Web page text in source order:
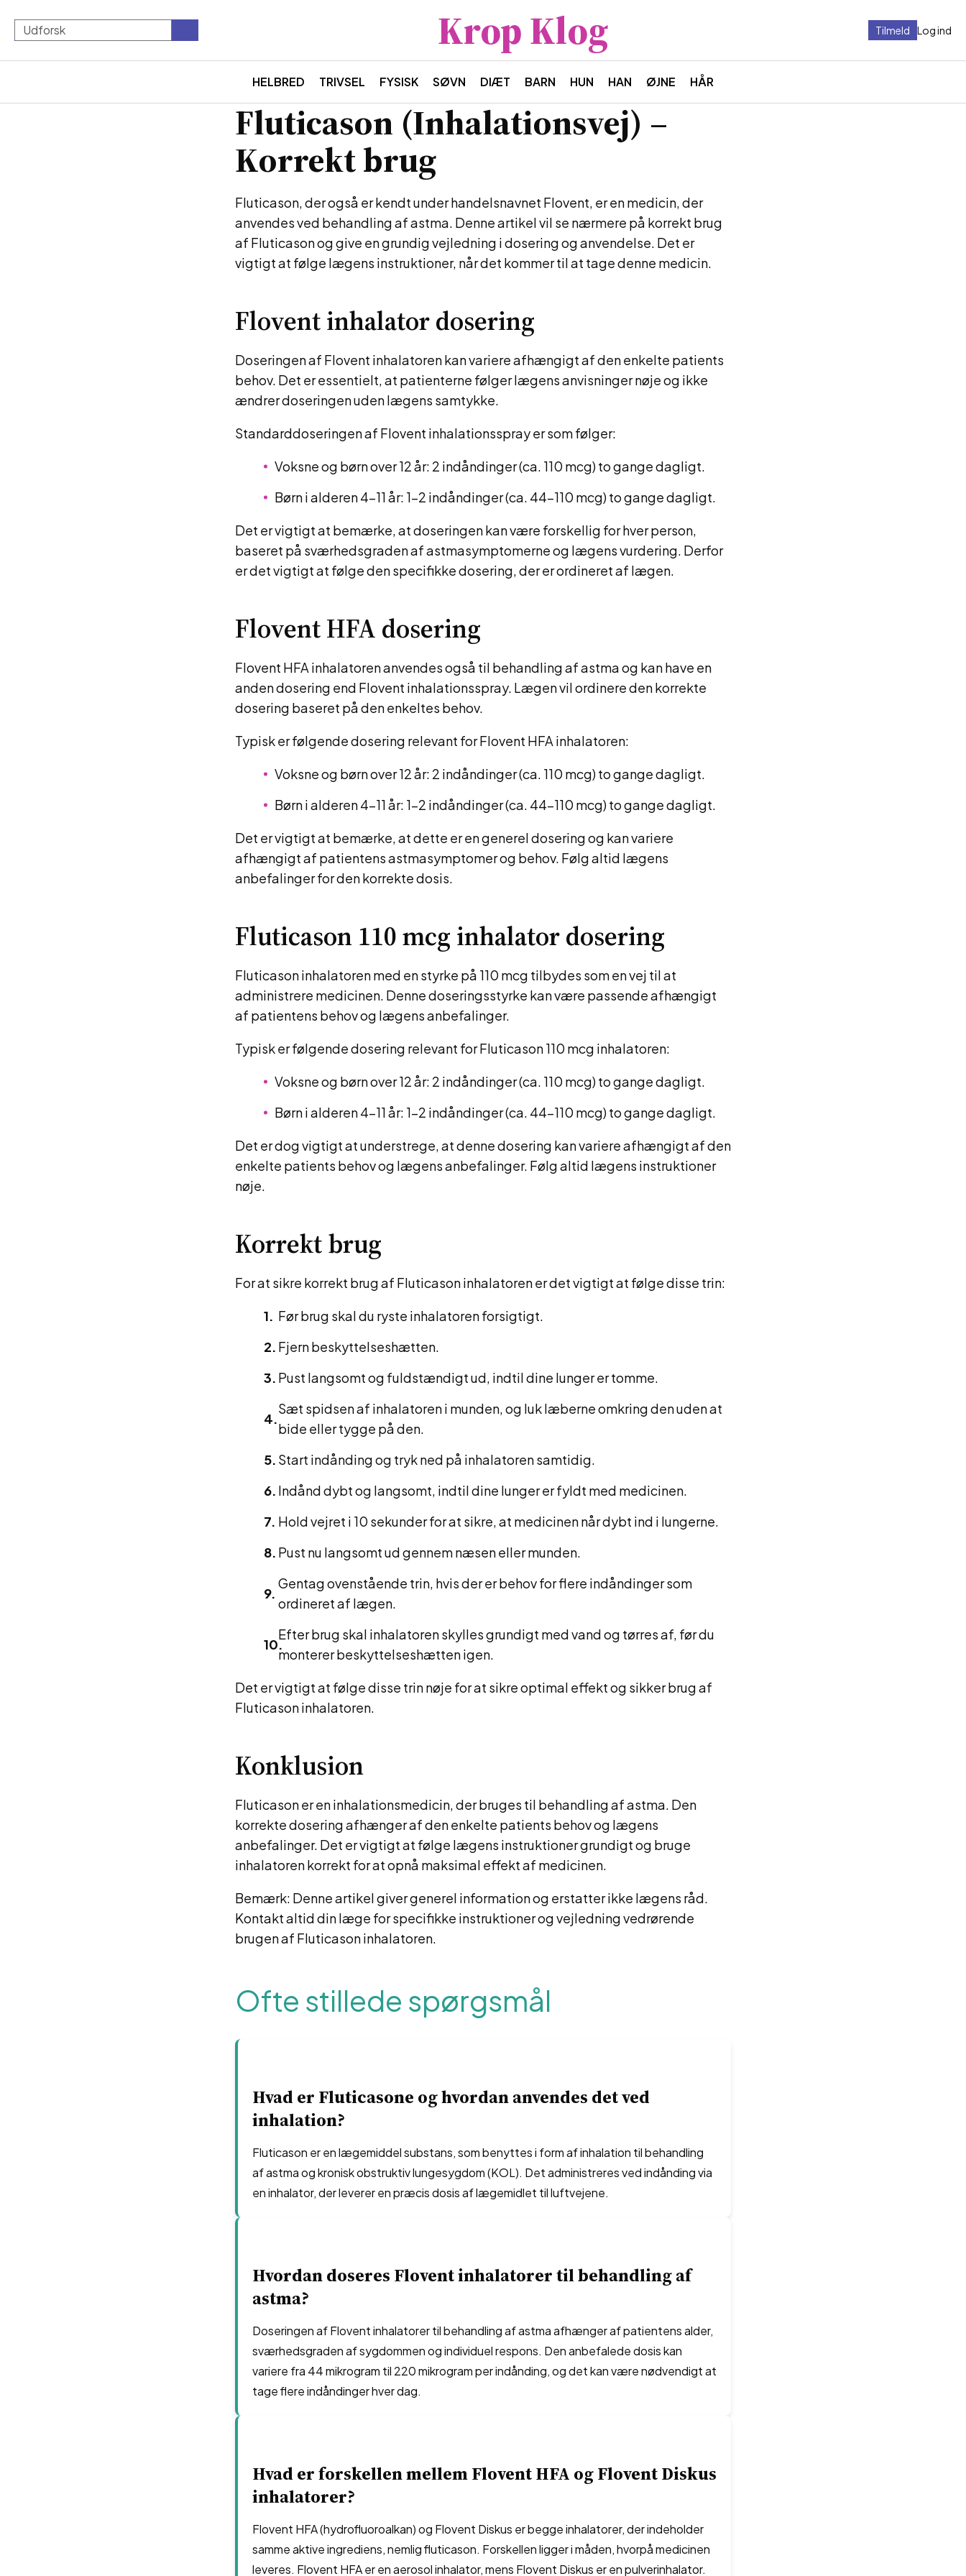
Krop Klog Log ind
Tilmeld
HELBRED TRIVSEL FYSISK SØVN DIÆT BARN HUN HAN ØJNE HÅR
Fluticason (Inhalationsvej) –
Korrekt brug
Fluticason, der også er kendt under handelsnavnet Flovent, er en medicin, der
anvendes ved behandling af astma. Denne artikel vil se nærmere på korrekt brug
af Fluticason og give en grundig vejledning i dosering og anvendelse. Det er
vigtigt at følge lægens instruktioner, når det kommer til at tage denne medicin.
Flovent inhalator dosering
Doseringen af Flovent inhalatoren kan variere afhængigt af den enkelte patients
behov. Det er essentielt, at patienterne følger lægens anvisninger nøje og ikke
ændrer doseringen uden lægens samtykke.
Standarddoseringen af Flovent inhalationsspray er som følger:
Voksne og børn over 12 år: 2 indåndinger (ca. 110 mcg) to gange dagligt.
Børn i alderen 4-11 år: 1-2 indåndinger (ca. 44-110 mcg) to gange dagligt.
Det er vigtigt at bemærke, at doseringen kan være forskellig for hver person,
baseret på sværhedsgraden af astmasymptomerne og lægens vurdering. Derfor
er det vigtigt at følge den specifikke dosering, der er ordineret af lægen.
Flovent HFA dosering
Flovent HFA inhalatoren anvendes også til behandling af astma og kan have en
anden dosering end Flovent inhalationsspray. Lægen vil ordinere den korrekte
dosering baseret på den enkeltes behov.
Typisk er følgende dosering relevant for Flovent HFA inhalatoren:
Voksne og børn over 12 år: 2 indåndinger (ca. 110 mcg) to gange dagligt.
Børn i alderen 4-11 år: 1-2 indåndinger (ca. 44-110 mcg) to gange dagligt.
Det er vigtigt at bemærke, at dette er en generel dosering og kan variere
afhængigt af patientens astmasymptomer og behov. Følg altid lægens
anbefalinger for den korrekte dosis.
Fluticason 110 mcg inhalator dosering
Fluticason inhalatoren med en styrke på 110 mcg tilbydes som en vej til at
administrere medicinen. Denne doseringsstyrke kan være passende afhængigt
af patientens behov og lægens anbefalinger.
Typisk er følgende dosering relevant for Fluticason 110 mcg inhalatoren:
Voksne og børn over 12 år: 2 indåndinger (ca. 110 mcg) to gange dagligt.
Børn i alderen 4-11 år: 1-2 indåndinger (ca. 44-110 mcg) to gange dagligt.
Det er dog vigtigt at understrege, at denne dosering kan variere afhængigt af den
enkelte patients behov og lægens anbefalinger. Følg altid lægens instruktioner
nøje.
Korrekt brug
For at sikre korrekt brug af Fluticason inhalatoren er det vigtigt at følge disse trin:
Før brug skal du ryste inhalatoren forsigtigt.
Fjern beskyttelseshætten.
Pust langsomt og fuldstændigt ud, indtil dine lunger er tomme.
Sæt spidsen af inhalatoren i munden, og luk læberne omkring den uden at
bide eller tygge på den.
Start indånding og tryk ned på inhalatoren samtidig.
Indånd dybt og langsomt, indtil dine lunger er fyldt med medicinen.
Hold vejret i 10 sekunder for at sikre, at medicinen når dybt ind i lungerne.
Pust nu langsomt ud gennem næsen eller munden.
Gentag ovenstående trin, hvis der er behov for flere indåndinger som
ordineret af lægen.
Efter brug skal inhalatoren skylles grundigt med vand og tørres af, før du
monterer beskyttelseshætten igen.
Det er vigtigt at følge disse trin nøje for at sikre optimal effekt og sikker brug af
Fluticason inhalatoren.
Konklusion
Fluticason er en inhalationsmedicin, der bruges til behandling af astma. Den
korrekte dosering afhænger af den enkelte patients behov og lægens
anbefalinger. Det er vigtigt at følge lægens instruktioner grundigt og bruge
inhalatoren korrekt for at opnå maksimal effekt af medicinen.
Bemærk: Denne artikel giver generel information og erstatter ikke lægens råd.
Kontakt altid din læge for specifikke instruktioner og vejledning vedrørende
brugen af Fluticason inhalatoren.
Ofte stillede spørgsmål
Hvad er Fluticasone og hvordan anvendes det ved
inhalation?
Fluticason er en lægemiddel substans, som benyttes i form af inhalation til behandling
af astma og kronisk obstruktiv lungesygdom (KOL). Det administreres ved indånding via
en inhalator, der leverer en præcis dosis af lægemidlet til luftvejene.
Hvordan doseres Flovent inhalatorer til behandling af
astma?
Doseringen af Flovent inhalatorer til behandling af astma afhænger af patientens alder,
sværhedsgraden af sygdommen og individuel respons. Den anbefalede dosis kan
variere fra 44 mikrogram til 220 mikrogram per indånding, og det kan være nødvendigt at
tage flere indåndinger hver dag.
Hvad er forskellen mellem Flovent HFA og Flovent Diskus
inhalatorer?
Flovent HFA (hydrofluoroalkan) og Flovent Diskus er begge inhalatorer, der indeholder
samme aktive ingrediens, nemlig fluticason. Forskellen ligger i måden, hvorpå medicinen
leveres. Flovent HFA er en aerosol inhalator, mens Flovent Diskus er en pulverinhalator.